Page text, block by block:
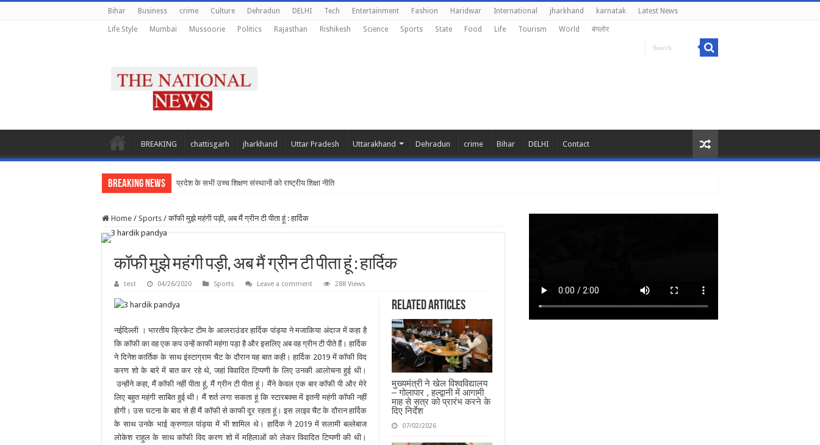
Bihar Business crime Culture Dehradun DELHI Tech Entertainment Fashion Haridwar International jharkhand karnatak Latest News
Life Style Mumbai Mussoorie Politics Rajasthan Rishikesh Science Sports State Food Life Tourism World बंगलोर
BREAKING chattisgarh jharkhand Uttar Pradesh Uttarakhand Dehradun crime Bihar DELHI Contact
Breaking News प्रदेश के सभी उच्च शिक्षण संस्थानों को राष्ट्रीय शिक्षा नीति के अनुरूप मॉ
Home / Sports / कॉफी मुझे महंगी पड़ी, अब मैं ग्रीन टी पीता हूं : हार्दिक
कॉफी मुझे महंगी पड़ी, अब मैं ग्रीन टी पीता हूं : हार्दिक
test 04/26/2020 Sports Leave a comment 288 Views
Related Articles
मुख्यमंत्री ने खेल विश्वविद्यालय
– गोलापार , हल्द्वानी में आगामी
माह से सत्र को प्रारंभ करने के
दिए निर्देश
07/02/2026
नईदिल्ली । भारतीय क्रिकेट टीम के आलराउंडर हार्दिक पांड्या ने मजाकिया अंदाज में कहा है
कि कॉफी का वह एक कप उन्हें काफी महंगा पड़ा है और इसलिए अब वह ग्रीन टी पीते हैं। हार्दिक
ने दिनेश कार्तिक के साथ इंस्टाग्राम चैट के दौरान यह बात कही। हार्दिक 2019 में कॉफी विद
करण शो के बारे में बात कर रहे थे, जहां विवादित टिप्पणी के लिए उनकी आलोचना हुई थी।
उन्होंने कहा, मैं कॉफी नहीं पीता हूं, मैं ग्रीन टी पीता हूं। मैंने केवल एक बार कॉफी पी और मेरे
लिए बहुत महंगी साबित हुई थी। मैं शर्त लगा सकता हूं कि स्टारबक्स में इतनी महंगी कॉफी नहीं
होगी। उस घटना के बाद से ही मैं कॉफी से काफी दूर रहता हूं। इस लाइव चैट के दौरान हार्दिक
के साथ उनके भाई क्रुणाल पांड्या में भी शामिल थे। हार्दिक ने 2019 में सलामी बल्लेबाज
लोकेश राहुल के साथ कॉफी विद करण शो में महिलाओं को लेकर विवादित टिप्पणी की थी।